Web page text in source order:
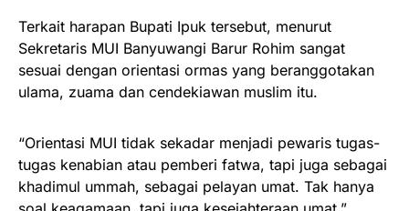
Terkait harapan Bupati Ipuk tersebut, menurut
Sekretaris MUI Banyuwangi Barur Rohim sangat
sesuai dengan orientasi ormas yang beranggotakan
ulama, zuama dan cendekiawan muslim itu.
“Orientasi MUI tidak sekadar menjadi pewaris tugas-
tugas kenabian atau pemberi fatwa, tapi juga sebagai
khadimul ummah, sebagai pelayan umat. Tak hanya